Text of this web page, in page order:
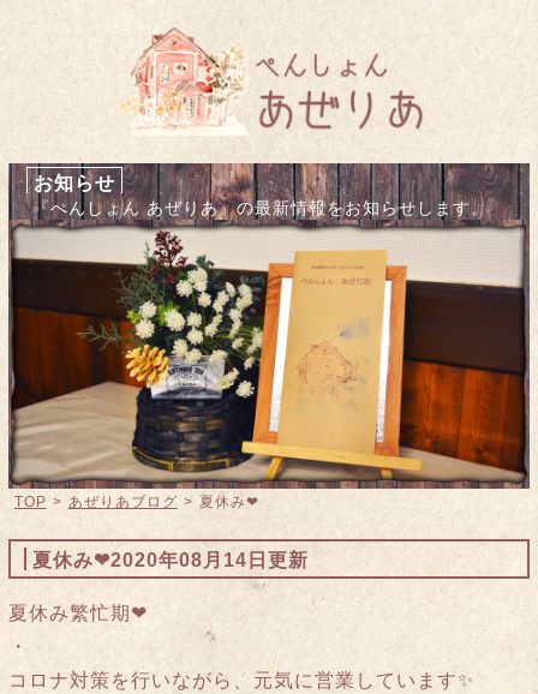
お知らせ
『ぺんしょん あぜりあ』の最新情報をお知らせします。
TOP > あぜりあブログ > 夏休み❤︎
夏休み❤︎2020年08月14日更新
夏休み繁忙期❤︎
・
コロナ対策を行いながら、元気に営業しています✨